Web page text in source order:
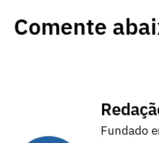
Comente
Fundado